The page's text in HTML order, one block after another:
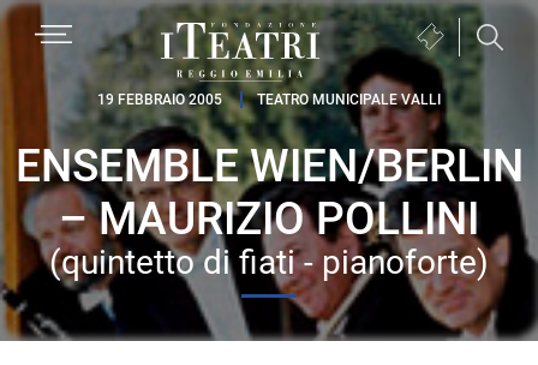
Passa
navigazione
Passa
contenuto
principale
Passa
pagina
Fondazione
I
Teatri
Reggio
Emilia
Biglietteria
(si
apre
in
una
finestra)
19 FEBBRAIO 2005 TEATRO MUNICIPALE VALLI
ENSEMBLE WIEN/BERLIN
– MAURIZIO POLLINI
(quintetto di fiati - pianoforte)